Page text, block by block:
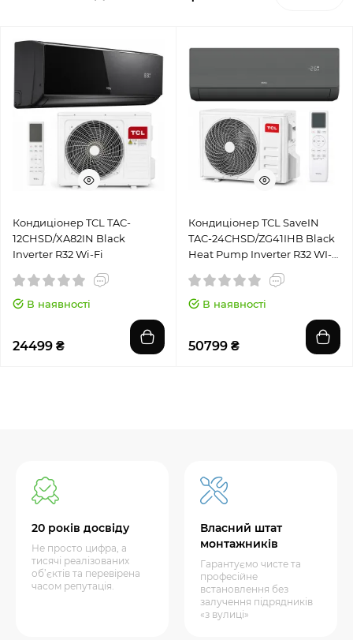
Кондиціонер TCL TAC-
12CHSD/XA82IN Black
Inverter R32 Wi-Fi
В наявності
24499 ₴
Кондиціонер TCL SaveIN
TAC-24CHSD/ZG41IHB Black
Heat Pump Inverter R32 WI-
В наявності
50799 ₴
20 років досвіду
Не просто цифра, а
тисячі реалізованих
об’єктів та перевірена
часом репутація.
Власний штат
монтажників
Гарантуємо чисте та
професійне
встановлення без
залучення підрядників
«з вулиці»